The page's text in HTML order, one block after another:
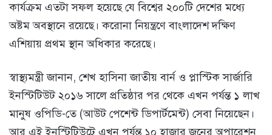
কার্যক্রম এতটা সফল হয়েছে যে বিশ্বের ২০০টি দেশের মধ্যে
অষ্টম অবস্থানে রয়েছে। করোনা নিয়ন্ত্রণে বাংলাদেশ দক্ষিণ
এশিয়ায় প্রথম স্থান অধিকার করেছে।
স্বাস্থ্যমন্ত্রী জানান, শেখ হাসিনা জাতীয় বার্ন ও প্লাস্টিক সার্জারি
ইনস্টিটিউট ২০১৬ সালে প্রতিষ্ঠার পর থেকে এখন পর্যন্ত ১ লাখ
মানুষ ওপিডি-তে (আউট পেশেন্ট ডিপার্টমেন্ট) সেবা নিয়েছেন।
আর এই ইনস্টিটিউটে এখন পর্যন্ত ১০ হাজার জনের অপারেশন